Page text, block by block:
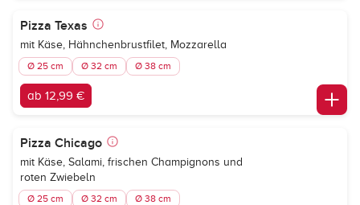
Pizza Texas
mit Käse, Hähnchenbrustfilet, Mozzarella
Ø 25 cm Ø 32 cm Ø 38 cm
ab 12,99 €
Pizza Chicago
mit Käse, Salami, frischen Champignons und
roten Zwiebeln
Ø 25 cm Ø 32 cm Ø 38 cm